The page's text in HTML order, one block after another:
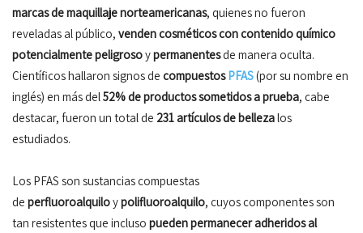
marcas de maquillaje norteamericanas, quienes no fueron
reveladas al público, venden cosméticos con contenido químico
potencialmente peligrosoypermanentesde manera oculta.
Científicos hallaron signos de compuestosPFAS(por su nombre en
inglés) en más del52% de productos sometidos a prueba, cabe
destacar, fueron un total de 231 artículos de bellezalos
estudiados.
Los PFAS son sustancias compuestas
de perfluoroalquiloypolifluoroalquilo, cuyos componentes son
tan resistentes que incluso pueden permanecer adheridos al